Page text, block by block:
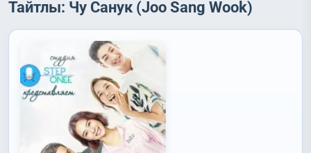
Тайтлы: Чу Санук (Joo Sang Wook)